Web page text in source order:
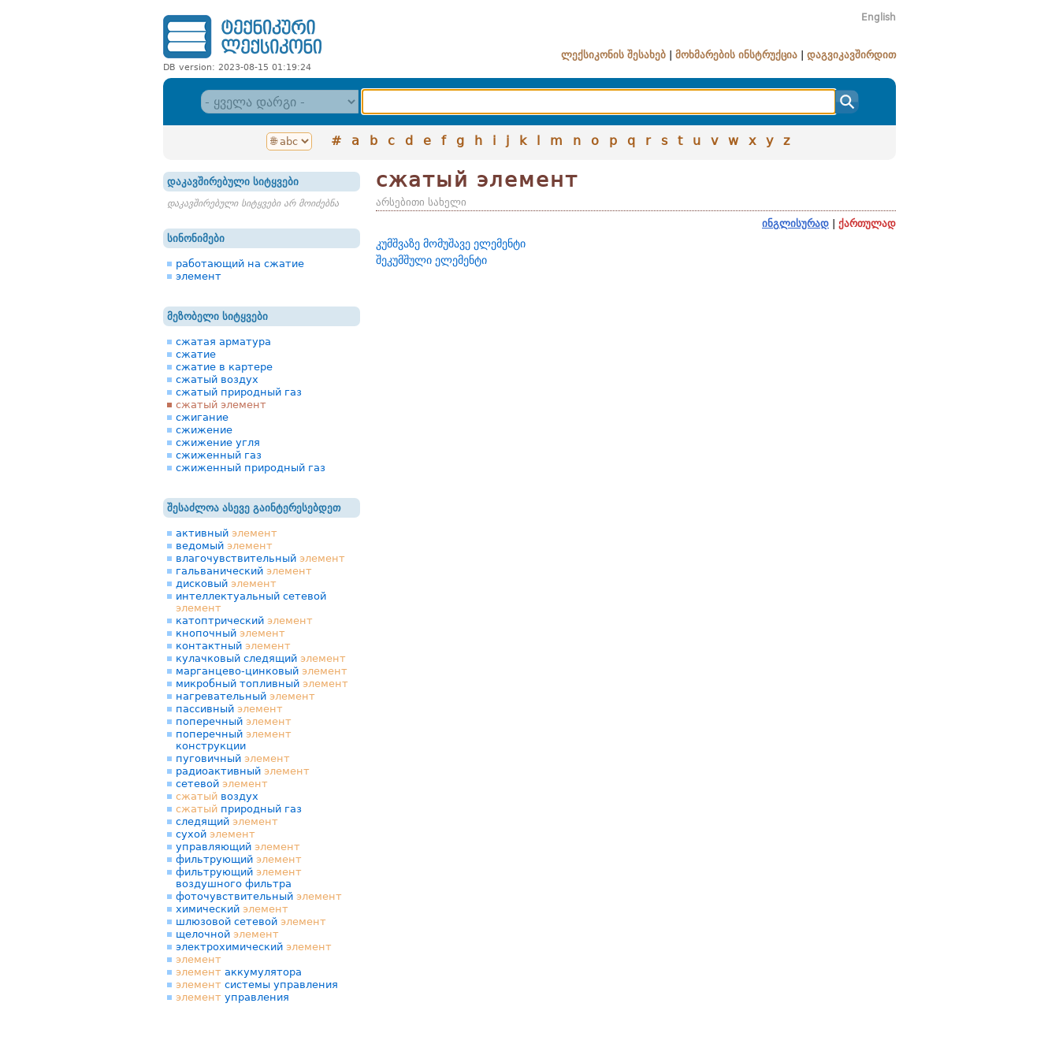
DB version: 2023-08-15 01:19:24
English
ლექსიკონის შესახებ მოხმარების ინსტრუქცია დაგვიკავშირდით
# a b c d e f g h i j k l m n o p q r s t u v w x y z
დაკავშირებული სიტყვები
დაკავშირებული სიტყვები არ მოიძებნა
სინონიმები
работающий на сжатие
элемент
მეზობელი სიტყვები
сжатая арматура
сжатие
сжатие в картере
сжатый воздух
сжатый природный газ
сжатый элемент
сжигание
сжижение
сжижение угля
сжиженный газ
сжиженный природный газ
შესაძლოა ასევე გაინტერესებდეთ
активный элемент
ведомый элемент
влагочувствительный элемент
гальванический элемент
дисковый элемент
интеллектуальный сетевой
элемент
катоптрический элемент
кнопочный элемент
контактный элемент
кулачковый следящий элемент
марганцево-цинковый элемент
микробный топливный элемент
нагревательный элемент
пассивный элемент
поперечный элемент
поперечный элемент
конструкции
пуговичный элемент
радиоактивный элемент
сетевой элемент
сжатый воздух
сжатый природный газ
следящий элемент
сухой элемент
управляющий элемент
фильтрующий элемент
фильтрующий элемент
воздушного фильтра
фоточувствительный элемент
химический элемент
шлюзовой сетевой элемент
щелочной элемент
электрохимический элемент
элемент
элемент аккумулятора
элемент системы управления
элемент управления
сжатый элемент
არსებითი სახელი
ინგლისურად
ქართულად
კუმშვაზე მომუშავე ელემენტი
შეკუმშული ელემენტი